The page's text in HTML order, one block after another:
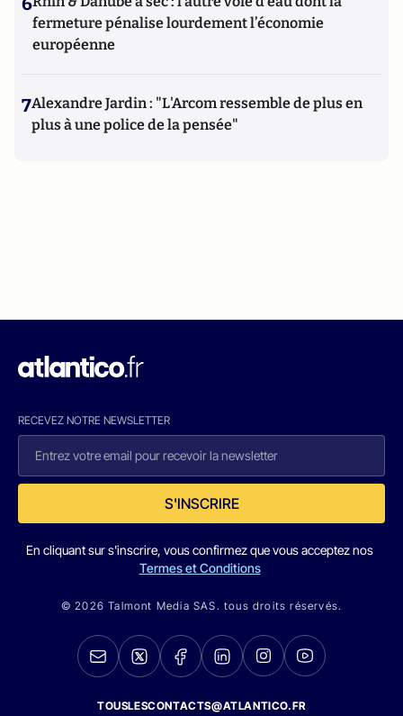
fermeture pénalise lourdement l’économie
européenne
7Alexandre Jardin : "L'Arcom ressemble de plus en
plus à une police de la pensée"
RECEVEZ NOTRE NEWSLETTER
S'INSCRIRE
En cliquant sur s'inscrire, vous confirmez que vous acceptez nos
Termes et Conditions
© 2026 Talmont Media SAS. tous droits réservés.
TOUSLESCONTACTS@ATLANTICO.FR